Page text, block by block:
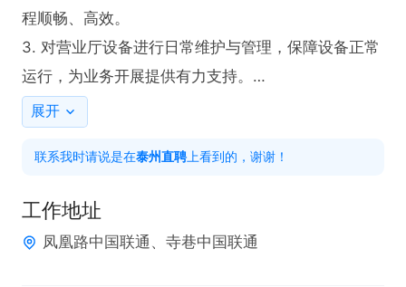
程顺畅、高效。
3. 对营业厅设备进行日常维护与管理，保障设备正常
运行，为业务开展提供有力支持。
任职要求：
力。
压能力强，能在高强度工作下保持良好状态。
3. 有销售或客服经验者优先，熟悉相关业务流程者更
展开
联系我时请说是在泰州直聘 上看到的，谢谢！
工作地址
凤凰路中国联通、寺巷中国联通